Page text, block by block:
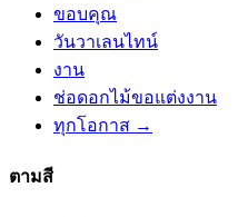
ขอบคุณ
วันวาเลนไทน์
งาน
ช่อดอกไม้ขอแต่งงาน
ทุกโอกาส →
ตามสี